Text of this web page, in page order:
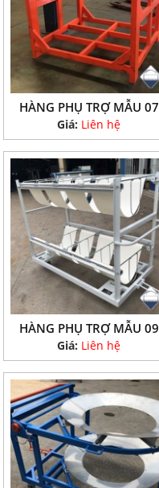
HÀNG PHỤ TRỢ MẪU 07
Giá: Liên hệ
HÀNG PHỤ TRỢ MẪU 09
Giá: Liên hệ